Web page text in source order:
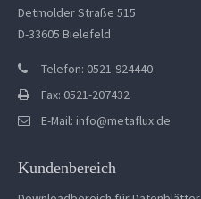
Detmolder Straße 515
D-33605 Bielefeld
Telefon: 0521-924440
Fax: 0521-207432
E-Mail: info@metaflux.de
Kundenbereich